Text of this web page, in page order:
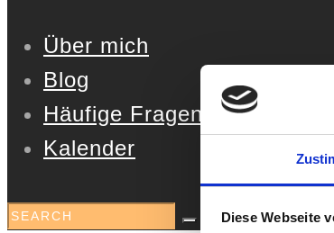
Diese Webseite
Über mich
Blog
Häufige Fragen
Kalender